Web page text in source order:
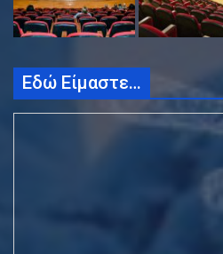
Εδώ Είμαστε…